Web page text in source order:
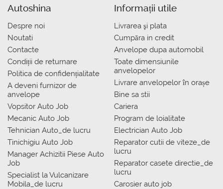
Autoshina
Despre noi
Noutati
Contacte
Condiții de returnare
Politica de confidențialitate
A deveni furnizor de
anvelope
Vopsitor Auto Job
Mecanic Auto Job
Tehnician Auto_de lucru
Tinichigiu Auto Job
Manager Achizitii Piese Auto
Job
Specialist la Vulcanizare
Mobila_de lucru
Informații utile
Livrarea şi plata
Сumpăra in credit
Anvelope dupa automobil
Toate dimensiunile
anvelopelor
Livrare anvelopelor în orașe
Bine sa stii
Cariera
Program de loialitate
Electrician Auto Job
Reparator cutii de viteze_de
lucru
Reparator casete directie_de
lucru
Carosier auto job